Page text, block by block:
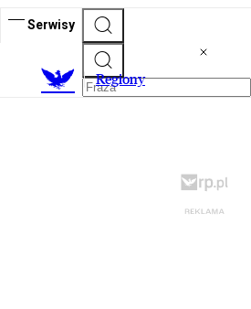
Serwisy
Regiony